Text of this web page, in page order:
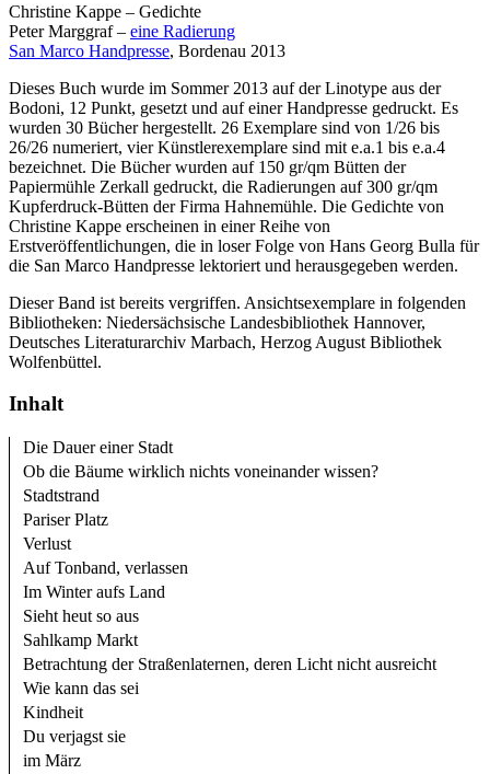
Christine Kappe – Gedichte
Peter Marggraf – eine Radierung
San Marco Handpresse, Bordenau 2013
Dieses Buch wurde im Sommer 2013 auf der Linotype aus der
Bodoni, 12 Punkt, gesetzt und auf einer Handpresse gedruckt. Es
wurden 30 Bücher hergestellt. 26 Exemplare sind von 1/26 bis
26/26 numeriert, vier Künstlerexemplare sind mit e.a.1 bis e.a.4
bezeichnet. Die Bücher wurden auf 150 gr/qm Bütten der
Papiermühle Zerkall gedruckt, die Radierungen auf 300 gr/qm
Kupferdruck-Bütten der Firma Hahnemühle. Die Gedichte von
Christine Kappe erscheinen in einer Reihe von
Erstveröffentlichungen, die in loser Folge von Hans Georg Bulla für
die San Marco Handpresse lektoriert und herausgegeben werden.
Dieser Band ist bereits vergriffen. Ansichtsexemplare in folgenden
Bibliotheken: Niedersächsische Landesbibliothek Hannover,
Deutsches Literaturarchiv Marbach, Herzog August Bibliothek
Wolfenbüttel.
Inhalt
Die Dauer einer Stadt
Ob die Bäume wirklich nichts voneinander wissen?
Stadtstrand
Pariser Platz
Verlust
Auf Tonband, verlassen
Im Winter aufs Land
Sieht heut so aus
Sahlkamp Markt
Betrachtung der Straßenlaternen, deren Licht nicht ausreicht
Wie kann das sei
Kindheit
Du verjagst sie
im März